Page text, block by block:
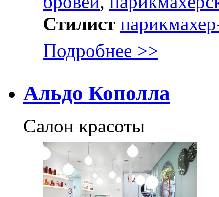
Стилист
Подробнее >>
Альдо Кополла
Салон красоты